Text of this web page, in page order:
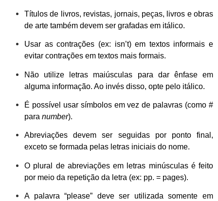
Títulos de livros, revistas, jornais, peças, livros e obras
de arte também devem ser grafadas em itálico.
Usar as contrações (ex: isn’t) em textos informais e
evitar contrações em textos mais formais.
Não utilize letras maiúsculas para dar ênfase em
alguma informação. Ao invés disso, opte pelo itálico.
É possível usar símbolos em vez de palavras (como #
para number).
Abreviações devem ser seguidas por ponto final,
exceto se formada pelas letras iniciais do nome.
O plural de abreviações em letras minúsculas é feito
por meio da repetição da letra (ex: pp. = pages).
A palavra “please” deve ser utilizada somente em